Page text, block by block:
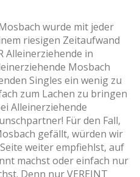
wurde mit jeder
riesigen Zeitaufwand
Alleinerziehende in
Mosbach
Singles ein wenig zu
zum Lachen zu bringen
Alleinerziehende
Für den Fall,
gefällt, würden wir
weiter empfiehlst, auf
machst oder einfach nur
Denn nur VEREINT